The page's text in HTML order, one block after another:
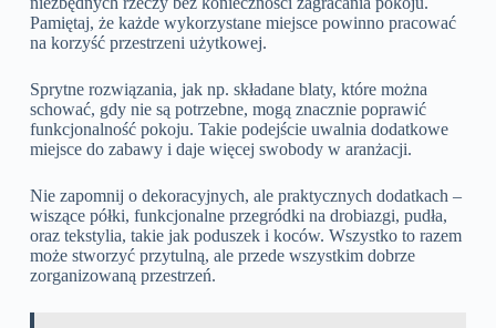
Pamiętaj, że każde wykorzystane miejsce powinno pracować
na korzyść przestrzeni użytkowej.
Sprytne rozwiązania, jak np. składane blaty, które można
schować, gdy nie są potrzebne, mogą znacznie poprawić
funkcjonalność pokoju. Takie podejście uwalnia dodatkowe
miejsce do zabawy i daje więcej swobody w aranżacji.
Nie zapomnij o dekoracyjnych, ale praktycznych dodatkach –
wiszące półki, funkcjonalne przegródki na drobiazgi, pudła,
oraz tekstylia, takie jak poduszek i koców. Wszystko to razem
może stworzyć przytulną, ale przede wszystkim dobrze
zorganizowaną przestrzeń.